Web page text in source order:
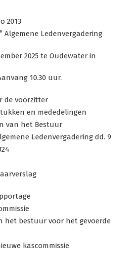
Algemene Ledenvergadering
2025 te Oudewater in
10.30 uur.
de voorzitter
en mededelingen
van het Bestuur
Ledenvergadering dd. 9
het bestuur voor het gevoerde
kascommissie